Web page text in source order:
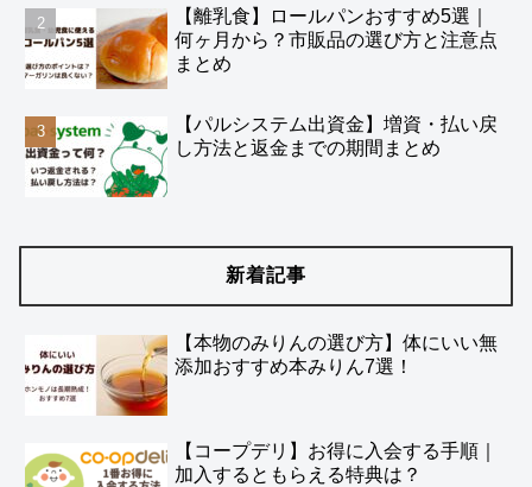
【離乳食】ロールパンおすすめ5選｜
何ヶ月から？市販品の選び方と注意点
まとめ
【パルシステム出資金】増資・払い戻
し方法と返金までの期間まとめ
新着記事
【本物のみりんの選び方】体にいい無
添加おすすめ本みりん7選！
【コープデリ】お得に入会する手順｜
加入するともらえる特典は？